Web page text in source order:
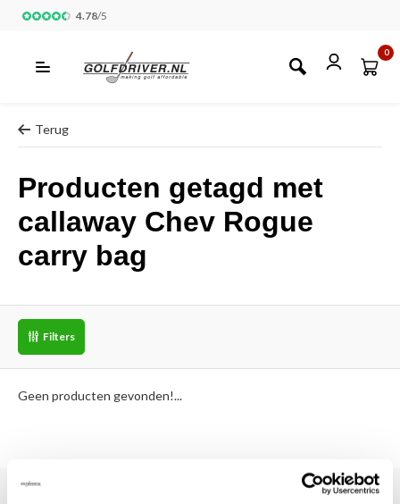
4.78/5
0
Terug
Producten getagd met
callaway Chev Rogue
carry bag
Filters
Geen producten gevonden!...
180.000+ Klanten | 5.000+ Reviews | Trusted Shops, TrustPilot,